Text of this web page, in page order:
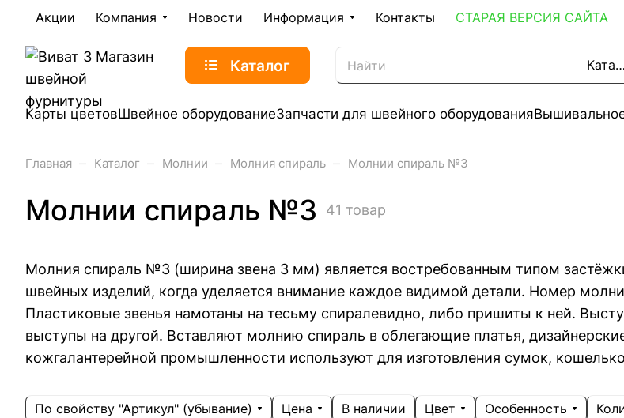
Акции Компания Новости Информация Контакты СТАРАЯ ВЕРСИЯ САЙТА
Каталог Каталог
Карты цветовШвейное оборудованиеЗапчасти для швейного оборудования
Главная – Каталог – Молнии – Молния спираль – Молнии спираль №3
Молнии спираль №3 41 товар
Молния спираль №3 (ширина звена 3 мм) является востребованным типом
швейных изделий, когда уделяется внимание каждое видимой детали. Номер
Пластиковые звенья намотаны на тесьму спиралевидно, либо пришиты к ней.
выступы на другой. Вставляют молнию спираль в облегающие платья,
кожгалантерейной промышленности используют для изготовления сумок,
По свойству "Артикул" (убывание) Цена В наличии Цвет Особенность